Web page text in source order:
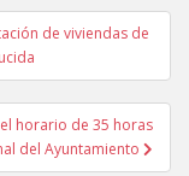
de viviendas de
horario de 35 horas
del Ayuntamiento